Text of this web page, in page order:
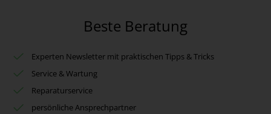
Beste Beratung
Experten Newsletter mit praktischen Tipps & Tricks
Service & Wartung
Reparaturservice
persönliche Ansprechpartner